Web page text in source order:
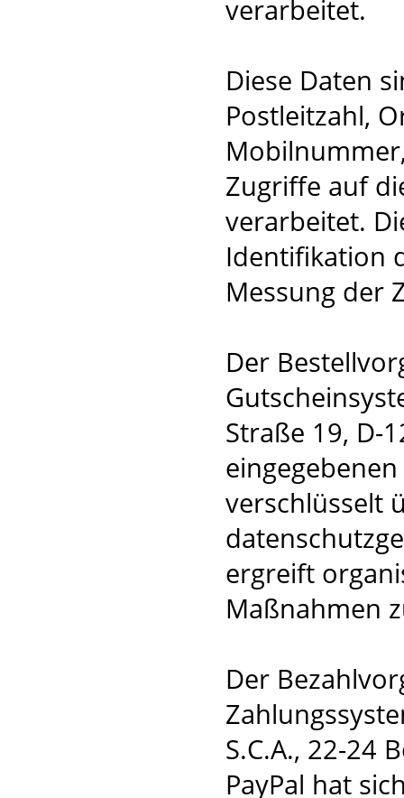
verarbeitet.
Diese Daten
Postleitzahl,
Zugriffe auf
verarbeitet.
Identifikation
Messung der
Der
Straße 19, D-
verschlüsselt
ergreift
Maßnahmen
Der
S.C.A., 22-24
PayPal hat